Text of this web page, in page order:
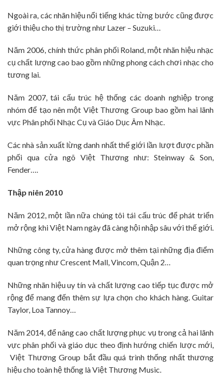
Ngoài ra, các nhãn hiệu nổi tiếng khác từng bước cũng được
giới thiệu cho thị trường như Lazer – Suzuki…
Năm 2006, chính thức phân phối Roland, một nhãn hiệu nhạc
cụ chất lượng cao bao gồm những phong cách chơi nhạc cho
tương lai.
Năm 2007, tái cấu trúc hệ thống các doanh nghiệp trong
nhóm để tạo nên một Việt Thương Group bao gồm hai lãnh
vực Phân phối Nhạc Cụ và Giáo Dục Âm Nhạc.
Các nhà sản xuất lừng danh nhất thế giới lần lượt được phần
phối qua cửa ngõ Việt Thương như: Steinway & Son,
Fender….
Thập niên 2010
Năm 2012, một lần nữa chúng tôi tái cấu trúc để phát triển
mở rộng khi Việt Nam ngày đã càng hội nhập sâu với thế giới.
Những công ty, cửa hàng được mở thêm tại những địa điểm
quan trọng như Crescent Mall, Vincom, Quận 2…
Những nhãn hiệu uy tín và chất lượng cao tiếp tục được mở
rộng để mang đến thêm sự lựa chọn cho khách hàng. Guitar
Taylor, Loa Tannoy…
Năm 2014, để nâng cao chất lượng phục vụ trong cả hai lãnh
vực phân phối và giáo dục theo định hướng chiến lược mới,
Việt Thương Group bắt đầu quá trình thống nhất thương
hiệu cho toàn hệ thống là Việt Thương Music.